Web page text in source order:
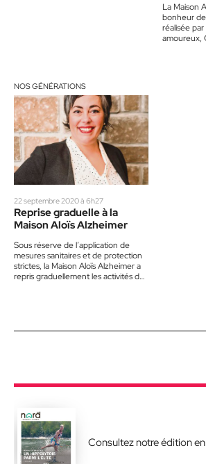
La Maison
bonheur
réalisée
amoureux,
NOS GÉNÉRATIONS
22 septembre 2020 à 6h27
Reprise graduelle à la
Maison Aloïs Alzheimer
Sous réserve de l’application de
mesures sanitaires et de protection
strictes, la Maison Aloïs Alzheimer a
repris graduellement les activités de
Consultez notre édition